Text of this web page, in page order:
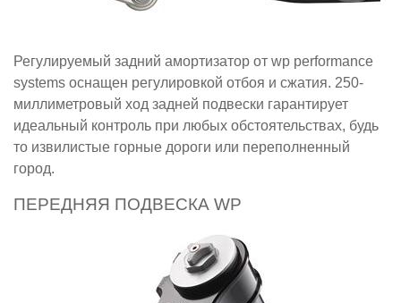
Регулируемый задний амортизатор от wp performance
systems оснащен регулировкой отбоя и сжатия. 250-
миллиметровый ход задней подвески гарантирует
идеальный контроль при любых обстоятельствах, будь
то извилистые горные дороги или переполненный
город.
ПЕРЕДНЯЯ ПОДВЕСКА WP